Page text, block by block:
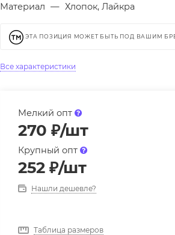
Материал — Хлопок, Лайкра
ЭТА ПОЗИЦИЯ МОЖЕТ БЫТЬ ПОД ВАШИМ
Все характеристики
Мелкий опт
270 ₽/шт
Крупный опт
252 ₽/шт
Нашли дешевле?
Таблица размеров